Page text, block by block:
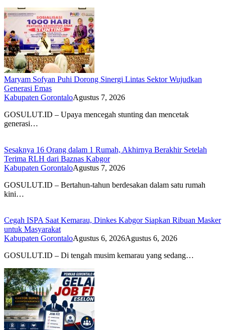
Maryam Sofyan Puhi Dorong Sinergi Lintas Sektor Wujudkan
Generasi Emas
Kabupaten GorontaloAgustus 7, 2026
GOSULUT.ID – Upaya mencegah stunting dan mencetak
generasi…
Sesaknya 16 Orang dalam 1 Rumah, Akhirnya Berakhir Setelah
Terima RLH dari Baznas Kabgor
Kabupaten GorontaloAgustus 7, 2026
GOSULUT.ID – Bertahun-tahun berdesakan dalam satu rumah
kini…
Cegah ISPA Saat Kemarau, Dinkes Kabgor Siapkan Ribuan Masker
untuk Masyarakat
Kabupaten GorontaloAgustus 6, 2026Agustus 6, 2026
GOSULUT.ID – Di tengah musim kemarau yang sedang…